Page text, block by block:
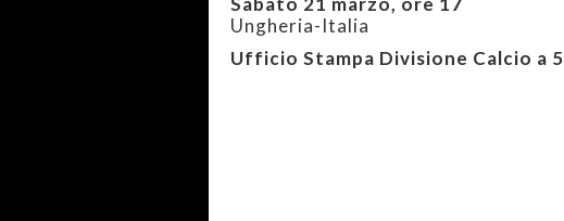
Ungheria-Italia
Ufficio Stampa Divisione Calcio a 5